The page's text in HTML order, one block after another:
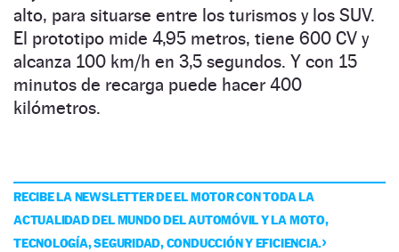
alto, para situarse entre los turismos y los SUV.
El prototipo mide 4,95 metros, tiene 600 CV y
alcanza 100 km/h en 3,5 segundos. Y con 15
minutos de recarga puede hacer 400
kilómetros.
RECIBE LA NEWSLETTER DE EL MOTOR CON TODA LA
ACTUALIDAD DEL MUNDO DEL AUTOMÓVIL Y LA MOTO,
TECNOLOGÍA, SEGURIDAD, CONDUCCIÓN Y EFICIENCIA.